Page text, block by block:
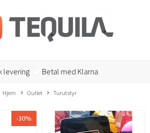
levering Betal med Klarna
Hjem Outlet Turutstyr
-30%